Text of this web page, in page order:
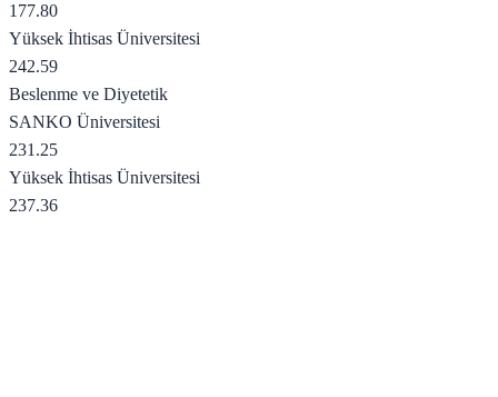
177.80
Yüksek İhtisas Üniversitesi
242.59
Beslenme ve Diyetetik
SANKO Üniversitesi
231.25
Yüksek İhtisas Üniversitesi
237.36